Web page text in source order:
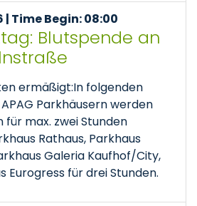
| Time Begin: 08:00
Blutspende an
ermäßigt:In folgenden
Parkhäusern werden
max. zwei Stunden
Rathaus, Parkhaus
Galeria Kaufhof/City,
Eurogress für drei Stunden.